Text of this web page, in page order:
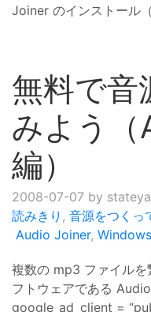
Joiner のインストール
無料で音
みよう
編）
2008-07-07 by
読みきり , 音源をつくっ
Audio Joiner, Windows
複数の mp3 ファイルを
フトウェアである
google_ad_client =